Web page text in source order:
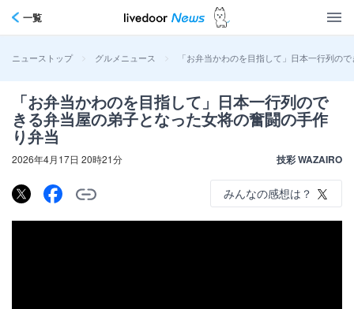
一覧
ニューストップ > グルメニュース > 「お弁当かわのを目指して」日本一行列の
「お弁当かわのを目指して」日本一行列ので
きる弁当屋の弟子となった女将の奮闘の手作
り弁当
2026年4月17日 20時21分 技彩 WAZAIRO
みんなの感想は？